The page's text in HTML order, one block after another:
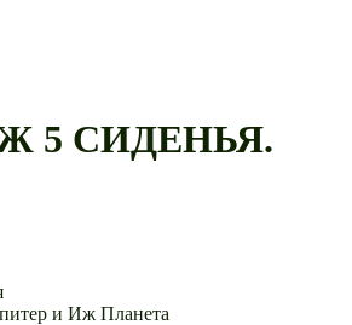
5 СИДЕНЬЯ.
и Иж Планета